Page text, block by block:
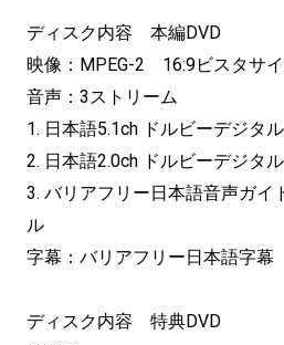
ディスク内容 本編DVD
映像：MPEG-2 16:9ビスタサ
音声：3ストリーム
1. 日本語5.1ch ドルビーデジタル
2. 日本語2.0ch ドルビーデジタル
3. バリアフリー日本語音声ガイ
ル
字幕：バリアフリー日本語字幕
ディスク内容 特典DVD